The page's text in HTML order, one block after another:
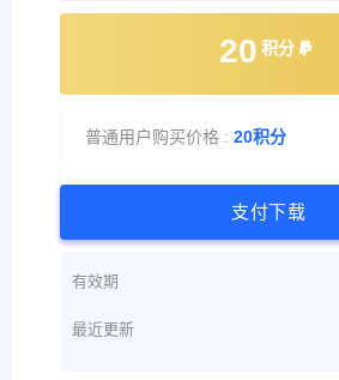
20 积分
普通用户购买价格 : 20积分
支付下载
有效期
最近更新